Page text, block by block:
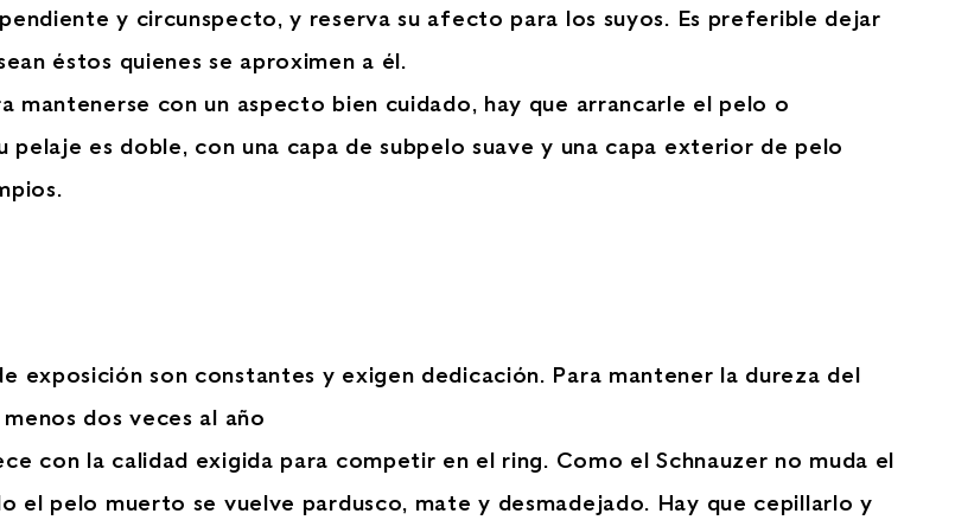
y circunspecto, y reserva su afecto para los suyos. Es preferible dejar
éstos quienes se aproximen a él.
mantenerse con un aspecto bien cuidado, hay que arrancarle el pelo o
es doble, con una capa de subpelo suave y una capa exterior de pelo
exposición son constantes y exigen dedicación. Para mantener la dureza del
dos veces al año
con la calidad exigida para competir en el ring. Como el Schnauzer no muda el
el pelo muerto se vuelve pardusco, mate y desmadejado. Hay que cepillarlo y